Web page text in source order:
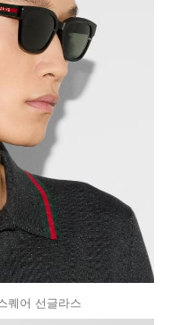
퀘어 선글라스